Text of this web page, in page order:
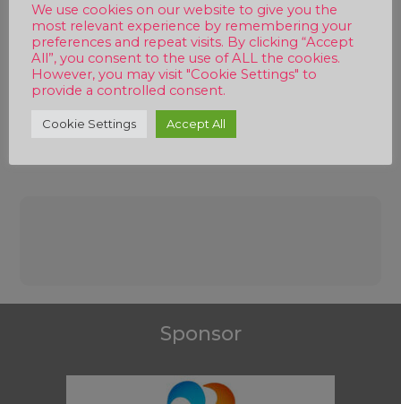
Sponsor
We use cookies on our website to give you the
most relevant experience by remembering your
preferences and repeat visits. By clicking “Accept
All”, you consent to the use of ALL the cookies.
However, you may visit "Cookie Settings" to
provide a controlled consent.
Cookie Settings Accept All